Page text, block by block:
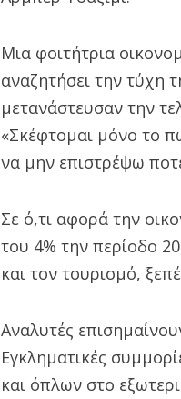
Μια φοιτήτρια
αναζητήσει την τύχη
μετανάστευσαν την
«Σκέφτομαι μόνο το
να μην επιστρέψω
Σε ό,τι αφορά την
του 4% την περίοδο
και τον τουρισμό,
Αναλυτές
Εγκληματικές
και όπλων στο